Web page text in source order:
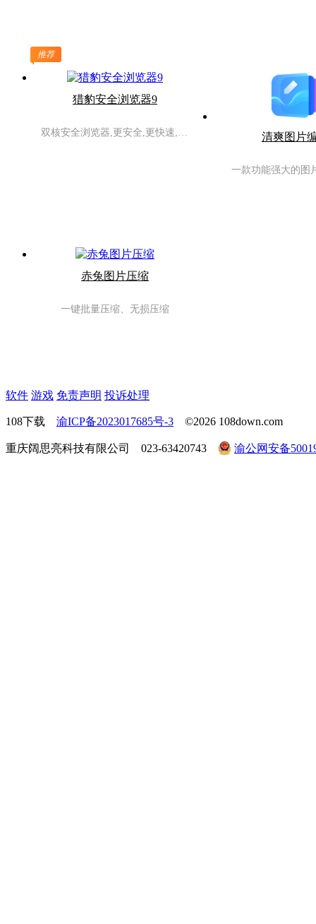
推荐
猎豹安全浏览器9
双核安全浏览器,更安全,更快速, 更炫酷 清爽图片
一款功能强大的图
赤兔图片压缩
一键批量压缩、无损压缩
软件 游戏 免责声明 投诉处理
108下载 渝ICP备2023017685号-3 ©2026 108down.com
重庆阔思亮科技有限公司 023-63420743 渝公网安备